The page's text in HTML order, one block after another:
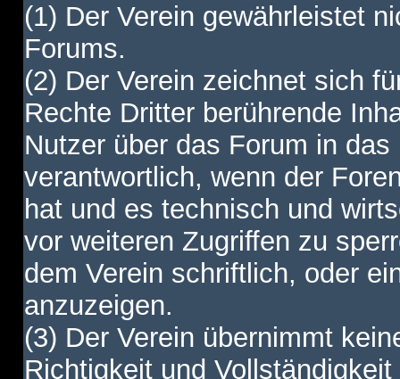
(1) Der Verein gewährleistet
Forums.
(2) Der Verein zeichnet sich
Rechte Dritter berührende
Nutzer über das Forum in
verantwortlich, wenn der
hat und es technisch und
vor weiteren Zugriffen zu
dem Verein schriftlich, oder
anzuzeigen.
(3) Der Verein übernimmt
Richtigkeit und